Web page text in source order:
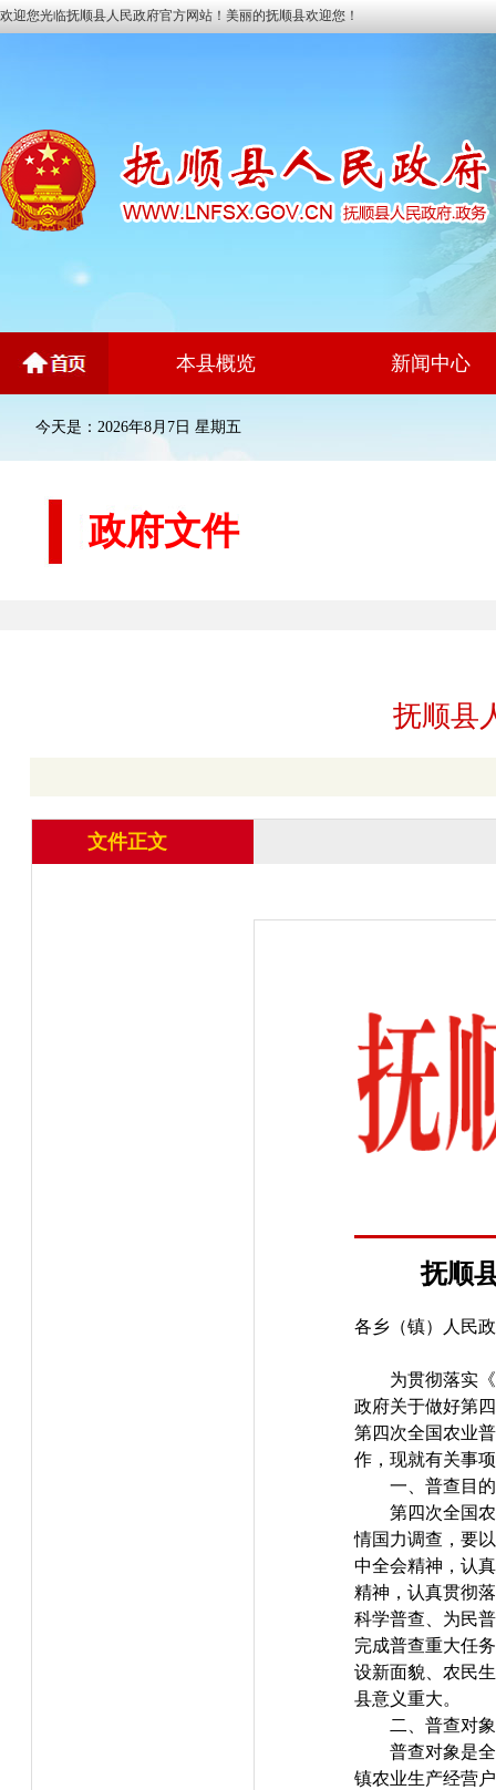
欢迎您光临抚顺县人民政府官方网站！美丽的抚顺县欢迎您！
本县概览 新闻中心
今天是：2026年8月7日 星期五
政府文件
抚顺县
文件正文
抚顺
各乡（镇）人民
为贯彻落实
政府关于做好第
第四次全国农业
作，现就有关事
一、普查目
第四次全国
情国力调查，要
中全会精神，认
精神，认真贯彻
科学普查、为民
完成普查重大任
设新面貌、农民
县意义重大。
二、普查对
普查对象是
镇农业生产经营